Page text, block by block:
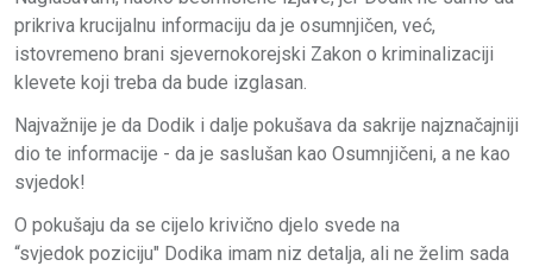
prikriva krucijalnu informaciju da je osumnjičen, već,
istovremeno brani sjevernokorejski Zakon o kriminalizaciji
klevete koji treba da bude izglasan.
Najvažnije je da Dodik i dalje pokušava da sakrije najznačajniji
dio te informacije - da je saslušan kao Osumnjičeni, a ne kao
svjedok!
O pokušaju da se cijelo krivično djelo svede na
“svjedok poziciju" Dodika imam niz detalja, ali ne želim sada